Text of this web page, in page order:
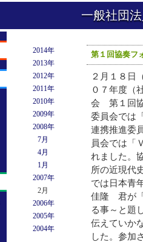
一般社団
2014年
2013年
2012年
2011年
2010年
2009年
2008年
7月
4月
1月
2007年
2月
2006年
2005年
2004年
第１回協奏フ
２月１８日
０７年度（
会 第１回
委員会では
連携推進委
員会では「
れました。
所の近現代
では日本青
佳隆 君が「
る事～と題
伝えていか
した。参加